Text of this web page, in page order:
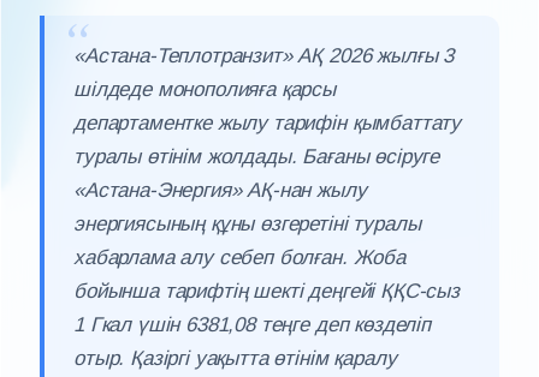
«Астана-Теплотранзит» АҚ 2026 жылғы 3
шілдеде монополияға қарсы
департаментке жылу тарифін қымбаттату
туралы өтінім жолдады. Бағаны өсіруге
«Астана-Энергия» АҚ-нан жылу
энергиясының құны өзгеретіні туралы
хабарлама алу себеп болған. Жоба
бойынша тарифтің шекті деңгейі ҚҚС-сыз
1 Гкал үшін 6381,08 теңге деп көзделіп
отыр. Қазіргі уақытта өтінім қаралу